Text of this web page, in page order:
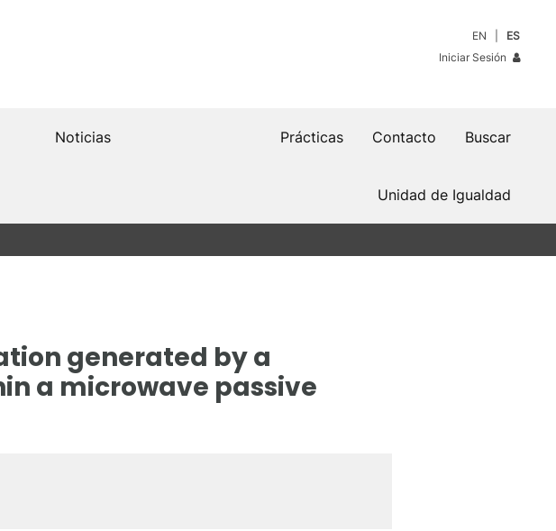
EN
ES
Iniciar Sesión
Buscar
Contacto
Prácticas
Noticias
Unidad de Igualdad
generated by a
a microwave passive